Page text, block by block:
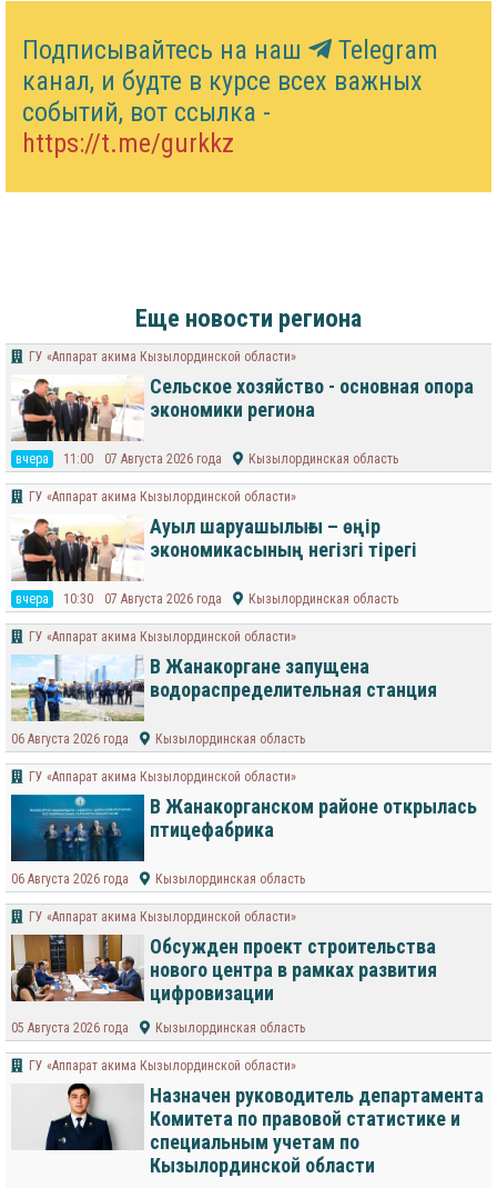
Подписывайтесь на наш
Telegram
канал, и будте в курсе всех важных
событий, вот ссылка -
https://t.me/gurkkz
Еще новости региона
ГУ «Аппарат акима Кызылординской области»
Сельское хозяйство - основная опора
экономики региона
вчера 11:00 07 Августа 2026 года Кызылординская область
ГУ «Аппарат акима Кызылординской области»
Ауыл шаруашылығы – өңір
экономикасының негізгі тірегі
вчера 10:30 07 Августа 2026 года Кызылординская область
ГУ «Аппарат акима Кызылординской области»
В Жанакоргане запущена
водораспределительная станция
06 Августа 2026 года Кызылординская область
ГУ «Аппарат акима Кызылординской области»
В Жанакорганском районе открылась
птицефабрика
06 Августа 2026 года Кызылординская область
ГУ «Аппарат акима Кызылординской области»
Обсужден проект строительства
нового центра в рамках развития
цифровизации
05 Августа 2026 года Кызылординская область
ГУ «Аппарат акима Кызылординской области»
Назначен руководитель департамента
Комитета по правовой статистике и
специальным учетам по
Кызылординской области